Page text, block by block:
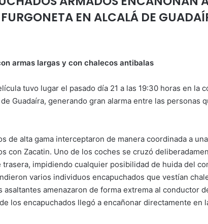
EN ALCALÁ DE
armas largas y con chalecos antibalas
tuvo lugar el pasado día 21 a las 19:30 horas en la
Guadaíra, generando gran alarma entre las personas
de alta gama interceptaron de manera coordinada a
con Zacatin. Uno de los coches se cruzó
impidiendo cualquier posibilidad de huida del
varios individuos encapuchados que vestían
asaltantes amenazaron de forma extrema al conductor
los encapuchados llegó a encañonar directamente en